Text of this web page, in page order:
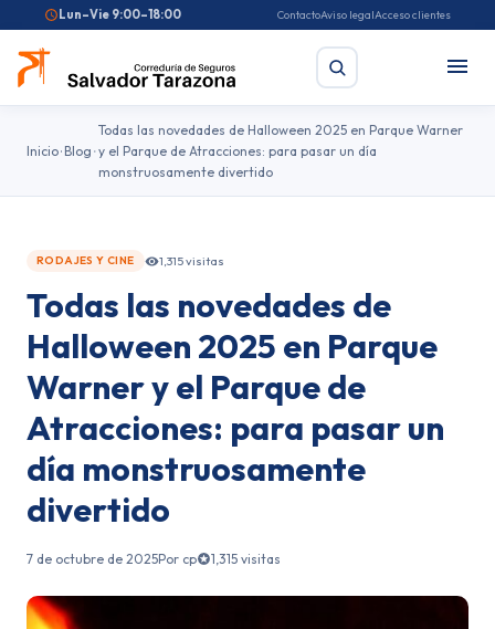
Lun–Vie 9:00–18:00 ContactoAviso legalAcceso clientes
Búsquedas frecuentes: Seguro de coche
Inicio Blog
Todas las novedades de Halloween 2025 en Parque Warner
y el Parque de Atracciones: para pasar un día
monstruosamente divertido
RODAJES Y CINE 1,315 visitas
Todas las novedades de
Halloween 2025 en Parque
Warner y el Parque de
Atracciones: para pasar un
día monstruosamente
divertido
7 de octubre de 2025Por cp 1,315 visitas